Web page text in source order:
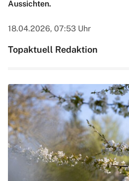
Aussichten.
18.04.2026, 07:53 Uhr
Topaktuell Redaktion